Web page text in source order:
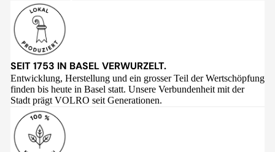
SEIT 1753 IN BASEL VERWURZELT.
Entwicklung, Herstellung und ein grosser Teil der Wertschöpfung
finden bis heute in Basel statt. Unsere Verbundenheit mit der
Stadt prägt VOLRO seit Generationen.